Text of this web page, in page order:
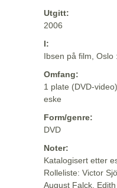
Utgitt:
2006
I:
Ibsen på film, Oslo
Omfang:
1 plate (DVD-
eske
Form/genre:
DVD
Noter:
Katalogisert etter
Rolleliste: Victor
August Falck,